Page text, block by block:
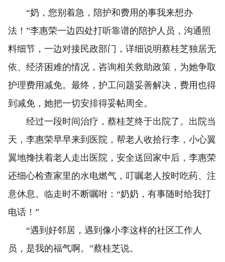
“奶，您别着急，陪护和费用的事我来想办
法！”李惠荣一边四处打听靠谱的陪护人员，沟通照
料细节，一边对接民政部门，详细说明蔡桂芝独居无
依、经济困难的情况，咨询相关救助政策，为她争取
护理费用减免。最终，护工问题妥善解决，费用也得
到减免，她把一切安排得妥帖周全。
经过一段时间治疗，蔡桂芝终于出院了。出院当
天，李惠荣早早来到医院，帮老人收拾行李，小心翼
翼地搀扶着老人走出医院，安全送回家中后，李惠荣
还细心检查家里的水电燃气，叮嘱老人按时吃药、注
意休息。临走时不断嘱咐：“奶奶，有事随时给我打
电话！”
“遇到好邻居，遇到像小李这样的社区工作人
员，是我的福气啊。”蔡桂芝说。